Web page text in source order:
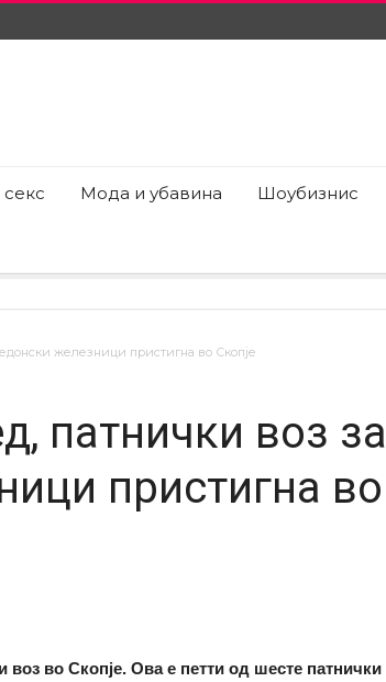
Мода и убавина Шоубизнис
железници пристигна во Скопје
патнички воз за
пристигна во
во Скопје. Ова е петти од шесте патнички